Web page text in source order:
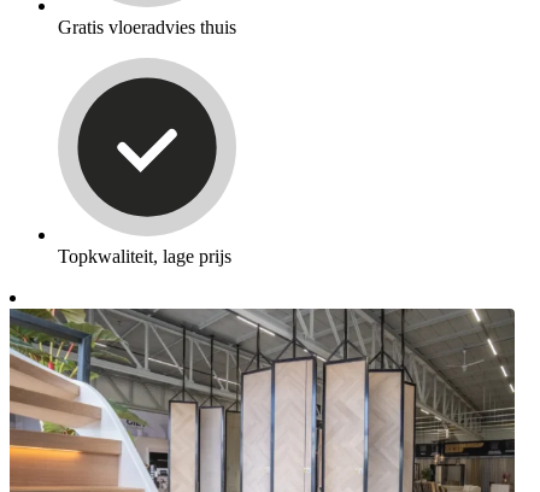
Gratis vloeradvies thuis
Topkwaliteit, lage prijs